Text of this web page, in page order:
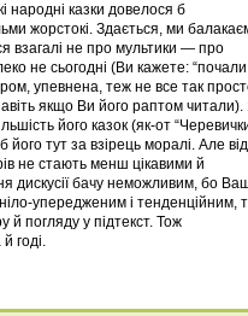
народні казки довелося б
жорстокі. Здається, ми
взагалі не про мультики — про
не сьогодні (Ви кажете: “почали
упевнена, теж не все так
якщо Ви його раптом читали).
його казок (як-от
тут за взірець моралі. Але від
не стають менш цікавими й
дискусії бачу неможливим, бо
упередженим і тенденційним,
й погляду у підтекст. Тож
годі.